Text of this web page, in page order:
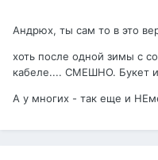
Андрюх, ты сам то в это
хоть после одной зимы с
кабеле.... СМЕШНО. Букет
А у многих - так еще и